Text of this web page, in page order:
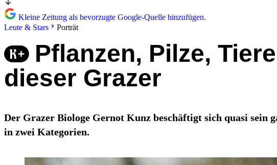
Kleine Zeitung als bevorzugte Google-Quelle hinzufügen.
Leute & Stars
Porträt
Pflanzen, Pilze,
dieser Grazer
Der Grazer Biologe Gernot Kunz beschäftigt sich quasi sein
in zwei Kategorien.